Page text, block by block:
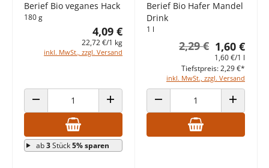
Berief Bio veganes Hack
180 g
4,09 €
22,72 €/1 kg
inkl. MwSt., zzgl. Versand
ANZAHL VERRINGERN ANZAHL ERHÖHEN
ab3Stück5% sparen
Berief Bio Hafer Mandel
Drink
1 l
1,60 €
2,29 €
1,60 €/1 l
inkl. MwSt., zzgl. Versand
Tiefstpreis: 2,29 €*
ANZAHL VERRINGERN ANZAHL